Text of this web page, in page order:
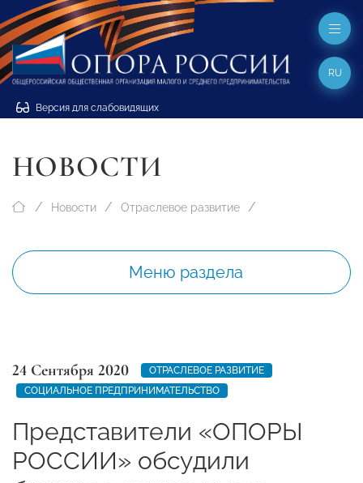
Версия для слабовидящих
RU
НОВОСТИ
Новости Отраслевое развитие
Меню раздела
24 Сентября 2020
ОТРАСЛЕВОЕ РАЗВИТИЕ
СОЦИАЛЬНОЕ ПРЕДПРИНИМАТЕЛЬСТВО
Представители «ОПОРЫ
РОССИИ» обсудили